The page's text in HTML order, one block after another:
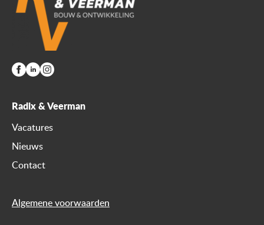
Radix & Veerman
Vacatures
Nieuws
Contact
Algemene voorwaarden